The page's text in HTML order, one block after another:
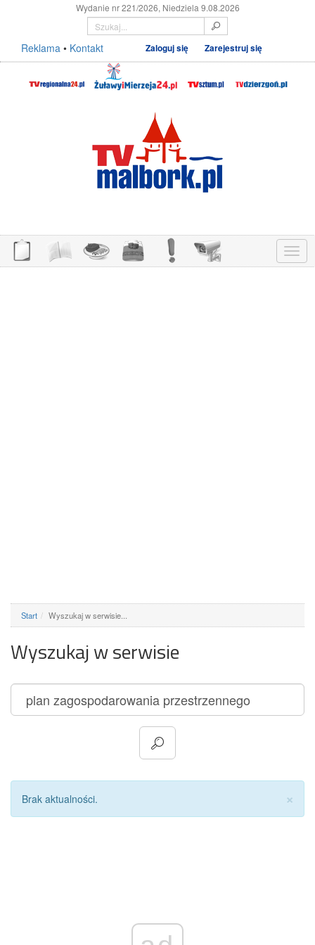
Wydanie nr 221/2026, Niedziela 9.08.2026
Reklama • Kontakt Zaloguj się Zarejestruj się
Menu
Start Wyszukaj w serwisie...
Wyszukaj w serwisie
×
Brak aktualności.